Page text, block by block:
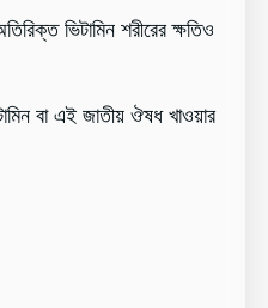
ভিটামিন শরীরের ক্ষতিও
বা এই জাতীয় ঔষধ খাওয়ার